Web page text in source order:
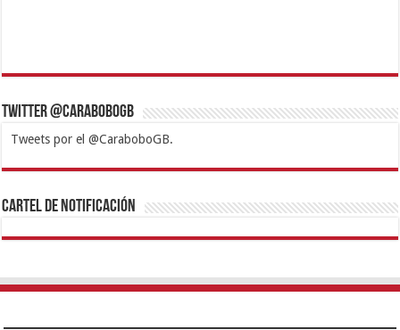
Twitter @CaraboboGB
Tweets por el @CaraboboGB.
1xbetBetturkeyBetistKralbetSupertotobetTipobetMatadorbetMariobet
https://mvbcasino.com/
Cartel de Notificación